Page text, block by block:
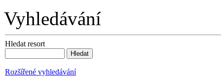
Vyhledávání
Hledat resort
Rozšířené vyhledávání